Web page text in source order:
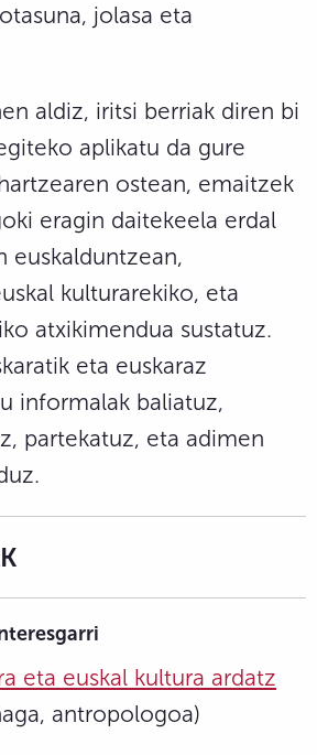
jolasa eta
aldiz, iritsi berriak diren bi
aplikatu da gure
ostean, emaitzek
eragin daitekeela erdal
euskalduntzean,
kulturarekiko, eta
atxikimendua sustatuz.
eta euskaraz
informalak baliatuz,
partekatuz, eta adimen
eta euskal kultura ardatz
antropologoa)